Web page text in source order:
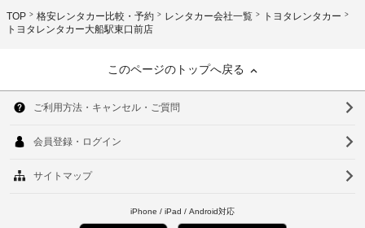
TOP 格安レンタカー比較・予約 レンタカー会社一覧
トヨタレンタカー
トヨタレンタカー大船駅東口前店
このページのトップへ戻る